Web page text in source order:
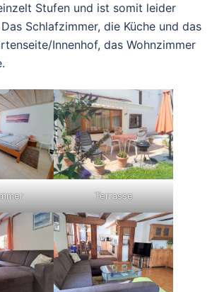
Stufen und ist somit leider
Schlafzimmer, die Küche und das
Innenhof, das Wohnzimmer
Terrasse